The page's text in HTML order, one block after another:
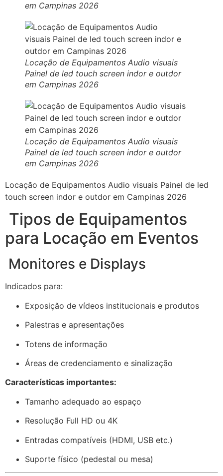
em Campinas 2026
Locação de Equipamentos Audio visuais
Painel de led touch screen indor e outdor
em Campinas 2026
Locação de Equipamentos Audio visuais
Painel de led touch screen indor e outdor
em Campinas 2026
Locação de Equipamentos Audio visuais Painel de led
touch screen indor e outdor em Campinas 2026
Tipos de Equipamentos
para Locação em Eventos
Monitores e Displays
Indicados para:
Exposição de vídeos institucionais e produtos
Palestras e apresentações
Totens de informação
Áreas de credenciamento e sinalização
Características importantes:
Tamanho adequado ao espaço
Resolução Full HD ou 4K
Entradas compatíveis (HDMI, USB etc.)
Suporte físico (pedestal ou mesa)